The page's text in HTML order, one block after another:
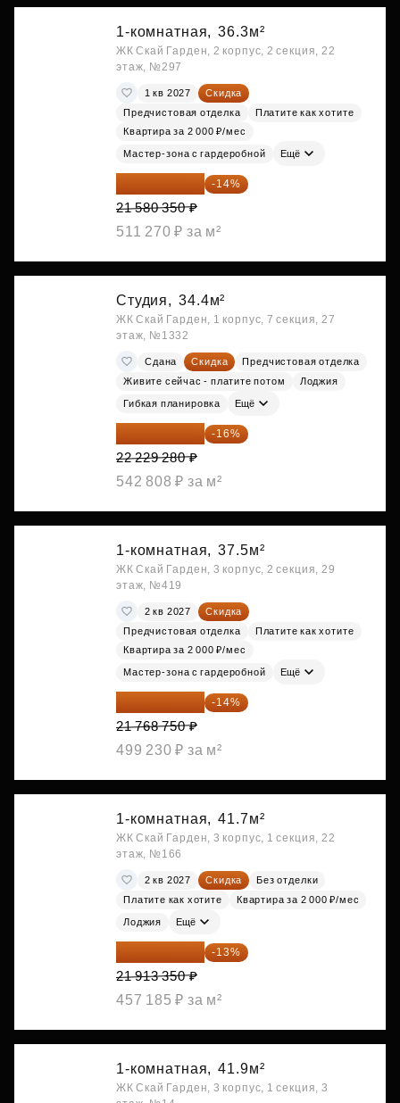
1-комнатная, 36.3м²
ЖК Скай Гарден, 2 корпус, 2 секция, 22
этаж, №297
1 кв 2027
Скидка
Предчистовая отделка
Платите как хотите
Квартира за 2 000 ₽/мес
Мастер-зона с гардеробной Ещё
18 559 101 ₽ -14%
21 580 350 ₽
511 270 ₽ за м²
Студия, 34.4м²
ЖК Скай Гарден, 1 корпус, 7 секция, 27
этаж, №1332
Сдана Скидка
Предчистовая отделка
Живите сейчас - платите потом
Лоджия
Гибкая планировка Ещё
18 672 595 ₽ -16%
22 229 280 ₽
542 808 ₽ за м²
1-комнатная, 37.5м²
ЖК Скай Гарден, 3 корпус, 2 секция, 29
этаж, №419
2 кв 2027
Скидка
Предчистовая отделка
Платите как хотите
Квартира за 2 000 ₽/мес
Мастер-зона с гардеробной Ещё
18 721 125 ₽ -14%
21 768 750 ₽
499 230 ₽ за м²
1-комнатная, 41.7м²
ЖК Скай Гарден, 3 корпус, 1 секция, 22
этаж, №166
2 кв 2027 Скидка
Без отделки
Платите как хотите
Квартира за 2 000 ₽/мес
Лоджия Ещё
19 064 615 ₽ -13%
21 913 350 ₽
457 185 ₽ за м²
1-комнатная, 41.9м²
ЖК Скай Гарден, 3 корпус, 1 секция, 3